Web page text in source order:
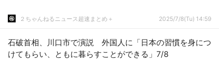
２ちゃんねるニュース超速まとめ＋ 2025/7/8(Tu) 14:59
石破首相、川口市で演説 外国人に「日本の習慣を身につ
けてもらい、ともに暮らすことができる」7/8